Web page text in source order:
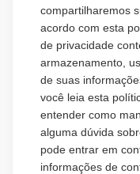
compartilharemos
acordo com esta
de privacidade
armazenamento,
de suas
você leia esta
entender como
alguma dúvida
pode entrar em
informações de